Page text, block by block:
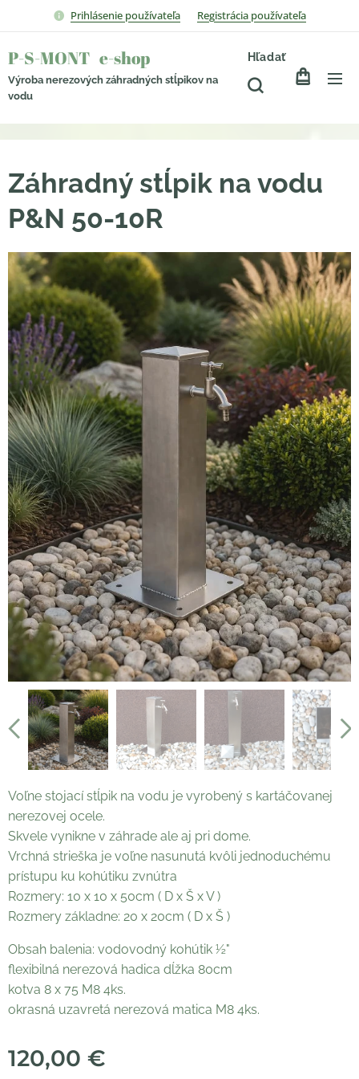
Prihlásenie používateľa Registrácia používateľa
P-S-MONT e-shop
Výroba nerezových záhradných stĺpikov na
vodu
Hľadať
Záhradný stĺpik na vodu
P&N 50-10R
Voľne stojací stĺpik na vodu je vyrobený s kartáčovanej
nerezovej ocele.
Skvele vynikne v záhrade ale aj pri dome.
Vrchná strieška je voľne nasunutá kvôli jednoduchému
prístupu ku kohútiku zvnútra
Rozmery: 10 x 10 x 50cm ( D x Š x V )
Rozmery základne: 20 x 20cm ( D x Š )
Obsah balenia: vodovodný kohútik ½"
flexibilná nerezová hadica dĺžka 80cm
kotva 8 x 75 M8 4ks.
okrasná uzavretá nerezová matica M8 4ks.
120,00 €